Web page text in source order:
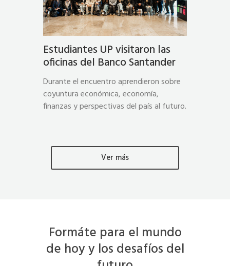
Estudiantes UP visitaron las
oficinas del Banco Santander
Durante el encuentro aprendieron sobre
coyuntura económica, economía,
finanzas y perspectivas del país al futuro.
Ver más
Formáte para el mundo
de hoy y los desafíos del